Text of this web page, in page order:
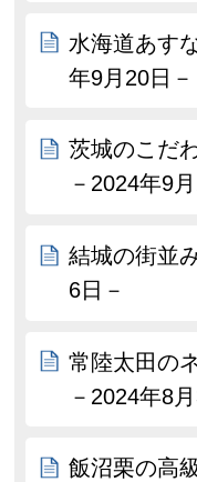
水海道あす
年9月20日－
茨城のこだ
－2024年9
結城の街並
6日－
常陸太田の
－2024年8
飯沼栗の高